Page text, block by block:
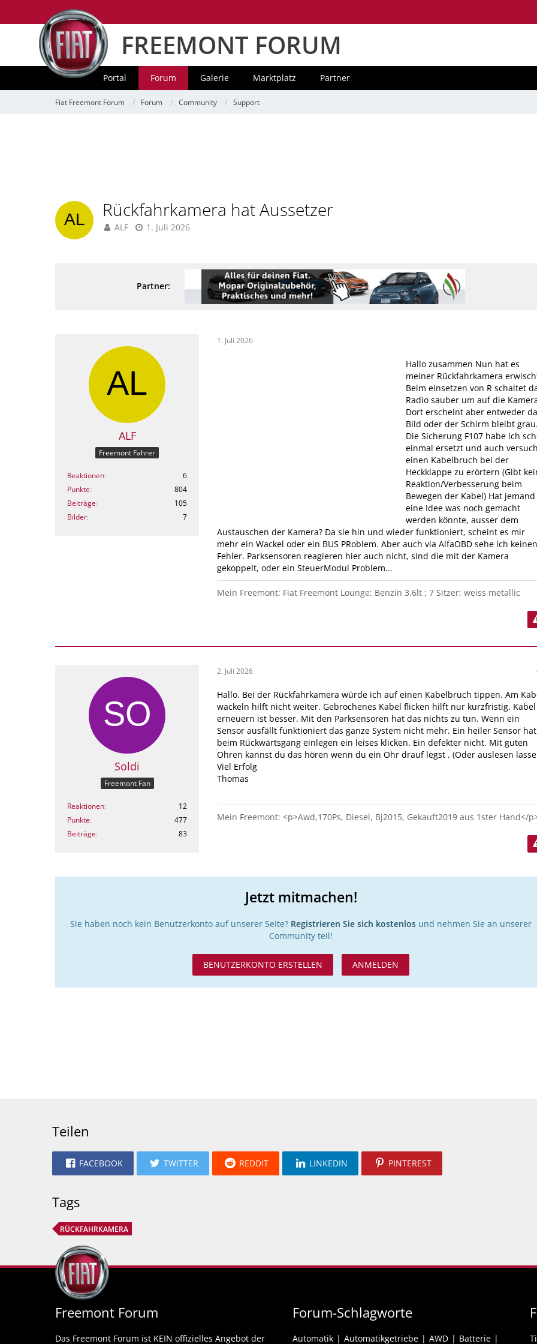
FREEMONT FORUM
Portal Forum Galerie Marktplatz Partner
Fiat Freemont Forum Forum Community Support
Rückfahrkamera hat Aussetzer
ALF 1. Juli 2026
Partner:
ALF
Freemont Fahrer
Reaktionen
6
Punkte
804
Beiträge
105
Bilder
7
1. Juli 2026
Hallo zusammen Nun hat es
meiner Rückfahrkamera
Beim einsetzen von R schaltet
Radio sauber um auf die
Dort erscheint aber entweder
Bild oder der Schirm bleibt
Die Sicherung F107 habe ich
einmal ersetzt und auch
einen Kabelbruch bei der
Heckklappe zu erörtern (Gibt
Reaktion/Verbesserung beim
Bewegen der Kabel) Hat jemand
eine Idee was noch gemacht
werden könnte, ausser dem
Austauschen der Kamera? Da sie hin und wieder funktioniert, scheint es mir
mehr ein Wackel oder ein BUS PRoblem. Aber auch via AlfaOBD sehe ich keinen
Fehler. Parksensoren reagieren hier auch nicht, sind die mit der Kamera
gekoppelt, oder ein SteuerModul Problem...
Mein Freemont: Fiat Freemont Lounge; Benzin 3.6lt ; 7 Sitzer; weiss metallic
Soldi
Freemont Fan
Reaktionen
12
Punkte
477
Beiträge
83
2. Juli 2026
Hallo. Bei der Rückfahrkamera würde ich auf einen Kabelbruch tippen. Am
wackeln hilft nicht weiter. Gebrochenes Kabel flicken hilft nur kurzfristig. Kabel
erneuern ist besser. Mit den Parksensoren hat das nichts zu tun. Wenn ein
Sensor ausfällt funktioniert das ganze System nicht mehr. Ein heiler Sensor hat
beim Rückwärtsgang einlegen ein leises klicken. Ein defekter nicht. Mit guten
Ohren kannst du das hören wenn du ein Ohr drauf legst . (Oder auslesen
Viel Erfolg
Thomas
Mein Freemont: <p>Awd,170Ps, Diesel, Bj2015, Gekauft2019 aus 1ster Hand</
Jetzt mitmachen!
Sie haben noch kein Benutzerkonto auf unserer Seite? Registrieren Sie sich kostenlos und nehmen Sie an unserer
Community teil!
BENUTZERKONTO ERSTELLEN ANMELDEN
Teilen
FACEBOOK TWITTER REDDIT LINKEDIN PINTEREST
Tags
RÜCKFAHRKAMERA
Freemont Forum
Das Freemont Forum ist KEIN offizielles Angebot der
Forum-Schlagworte
Automatik Automatikgetriebe AWD Batterie